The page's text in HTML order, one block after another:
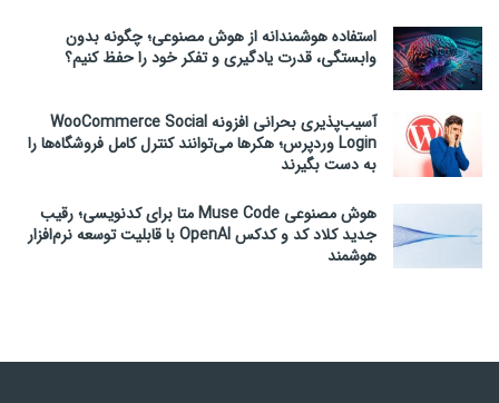
استفاده هوشمندانه از هوش مصنوعی؛ چگونه بدون
وابستگی، قدرت یادگیری و تفکر خود را حفظ کنیم؟
آسیب‌پذیری بحرانی افزونه WooCommerce Social
Login وردپرس؛ هکرها می‌توانند کنترل کامل فروشگاه‌ها را
به دست بگیرند
هوش مصنوعی Muse Code متا برای کدنویسی؛ رقیب
جدید کلاد کد و کدکس OpenAI با قابلیت توسعه نرم‌افزار
هوشمند